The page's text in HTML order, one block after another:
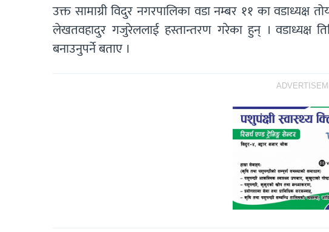
उक्त सामाग्री विदुर नगरपालिका वडा नम्बर ११ का वडाध्यक्ष
लेखतवहादुर गजुरेललाई हस्तान्तरण गरेका हुन् । वडाध्यक्ष
बनाउनुपर्ने बताए ।